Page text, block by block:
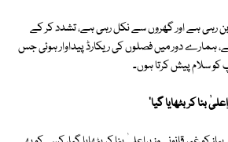
بن رہی ہے اور گھروں سے نکل رہی ہے، تشدد کر کے
ہمارے دور میں فصلوں کی ریکارڈ پیداوار ہوئی جس
سلام پیش کرتا ہوں۔
بنا کر بٹھایا گیا'